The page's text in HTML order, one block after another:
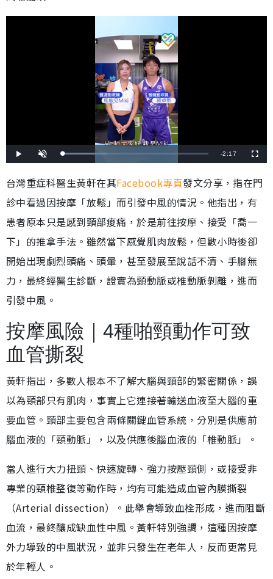
播
放
開
啟
載
入
:
3
.
3
%
剩
間
-2:17
全
螢
台灣重症科醫生黃軒在其Facebook專頁發文分享，指在門
診中看過因按摩「放鬆」而引發中風的情況。他指出，有
患者原本只是感到頸部痠痛，於是前往按摩、接受「喬一
下」的推拿手法。雖然當下感覺肌肉放鬆，但數小時後卻
開始出現劇烈頭痛、頭暈，甚至發展至說話不清、手腳無
力，最終經醫生診斷，證實為頸動脈或椎動脈剝離，進而
引發中風。
按摩風險｜4種啪頸動作可致
血管撕裂
黃軒指出，多數人根本不了解大腦與頸部的緊密關係，誤
以為頸部只有肌肉，事實上它連接著輸送血液至大腦的重
要血管。頸部主要包含兩條關鍵血管系統，分別是供應前
腦血液的「頸動脈」，以及供應後腦血液的「椎動脈」。
當人進行大力扭頸、快速旋轉、強力按壓頸側，或接受非
專業的頸椎整復等動作時，均有可能造成血管內膜撕裂
（Arterial dissection）。此舉會導致血栓形成，進而阻斷
血流，最終釀成缺血性中風。黃軒特別強調，這種因按摩
外力導致的中風狀況，並非只發生在老年人，反而更常見
於年輕人。